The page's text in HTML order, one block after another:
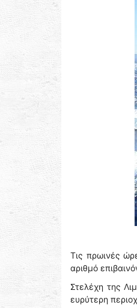
Τις πρωινές
αριθμό
Στελέχη της
ευρύτερη